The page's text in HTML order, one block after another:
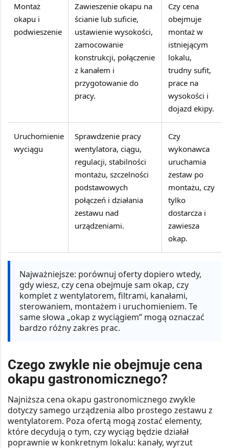
Montaż
okapu i
podwieszenie
Zawieszenie okapu na
ścianie lub suficie,
ustawienie wysokości,
zamocowanie
konstrukcji, połączenie
z kanałem i
przygotowanie do
pracy.
Czy cena
obejmuje
montaż w
istniejącym
lokalu,
trudny sufit,
prace na
wysokości i
dojazd ekipy.
Uruchomienie
wyciągu
Sprawdzenie pracy
wentylatora, ciągu,
regulacji, stabilności
montażu, szczelności
podstawowych
połączeń i działania
zestawu nad
urządzeniami.
Czy
wykonawca
uruchamia
zestaw po
montażu, czy
tylko
dostarcza i
zawiesza
okap.
Najważniejsze: porównuj oferty dopiero wtedy,
gdy wiesz, czy cena obejmuje sam okap, czy
komplet z wentylatorem, filtrami, kanałami,
sterowaniem, montażem i uruchomieniem. Te
same słowa „okap z wyciągiem” mogą oznaczać
bardzo różny zakres prac.
Czego zwykle nie obejmuje cena
okapu gastronomicznego?
Najniższa cena okapu gastronomicznego zwykle
dotyczy samego urządzenia albo prostego zestawu z
wentylatorem. Poza ofertą mogą zostać elementy,
które decydują o tym, czy wyciąg będzie działał
poprawnie w konkretnym lokalu: kanały, wyrzut